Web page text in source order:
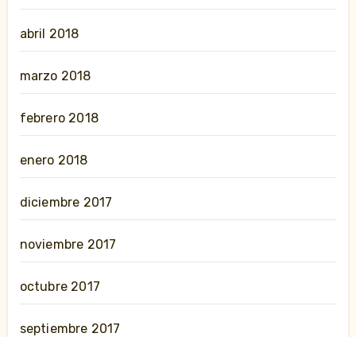
abril 2018
marzo 2018
febrero 2018
enero 2018
diciembre 2017
noviembre 2017
octubre 2017
septiembre 2017